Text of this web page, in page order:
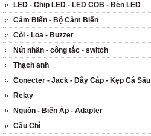
LED - Chip LED - LED COB - Đèn LED
Cảm Biến - Bộ Cảm Biến
Còi - Loa - Buzzer
Nút nhấn - công tắc - switch
Thạch anh
Conecter - Jack - Dây Cáp - Kẹp Cá Sấu
Relay
Nguồn - Biến Áp - Adapter
Cầu Chì